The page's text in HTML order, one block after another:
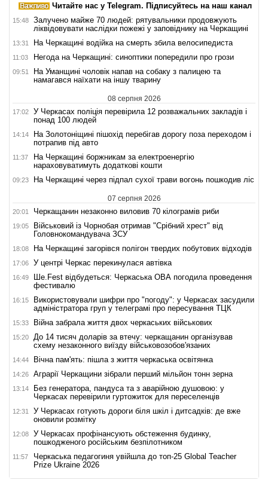
Читайте нас у Telegram. Підписуйтесь на наш канал
15:48
Залучено майже 70 людей: рятувальники продовжують
ліквідовувати наслідки пожежі у заповіднику на Черкащині
13:31 На Черкащині водійка на смерть збила велосипедиста
11:03 Негода на Черкащині: синоптики попередили про грози
09:51
На Уманщині чоловік напав на собаку з палицею та
намагався наїхати на іншу тварину
08 серпня 2026
17:02
У Черкасах поліція перевірила 12 розважальних закладів і
понад 100 людей
14:14
На Золотоніщині пішохід перебігав дорогу поза переходом і
потрапив під авто
11:37
На Черкащині боржникам за електроенергію
нараховуватимуть додаткові кошти
09:23 На Черкащині через підпал сухої трави вогонь пошкодив ліс
07 серпня 2026
20:01 Черкащанин незаконно виловив 70 кілограмів риби
19:05
Військовий із Чорнобая отримав "Срібний хрест" від
Головнокомандувача ЗСУ
18:08 На Черкащині загорівся полігон твердих побутових відходів
17:06 У центрі Черкас перекинулася автівка
16:49
Ше.Fest відбудеться: Черкаська ОВА погодила проведення
фестивалю
16:15
Використовували шифри про "погоду": у Черкасах засудили
адміністратора груп у телеграмі про пересування ТЦК
15:33 Війна забрала життя двох черкаських військових
15:20
До 14 тисяч доларів за втечу: черкащанин організував
схему незаконного виїзду військовозобов'язаних
14:44 Вічна пам'ять: пішла з життя черкаська освітянка
14:26 Аграрії Черкащини зібрали перший мільйон тонн зерна
13:14
Без генератора, пандуса та з аварійною душовою: у
Черкасах перевірили гуртожиток для переселенців
12:31
У Черкасах готують дороги біля шкіл і дитсадків: де вже
оновили розмітку
12:08
У Черкасах профінансують обстеження будинку,
пошкодженого російським безпілотником
11:57
Черкаська педагогиня увійшла до топ-25 Global Teacher
Prize Ukraine 2026